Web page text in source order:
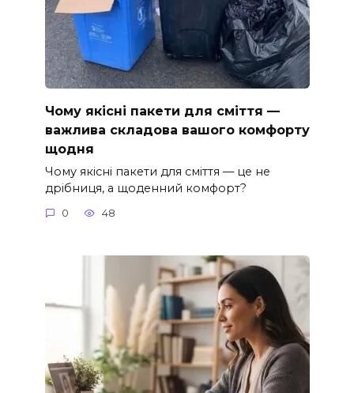
Чому якісні пакети для сміття —
важлива складова вашого комфорту
щодня
Чому якісні пакети для сміття — це не
дрібниця, а щоденний комфорт?
0 48